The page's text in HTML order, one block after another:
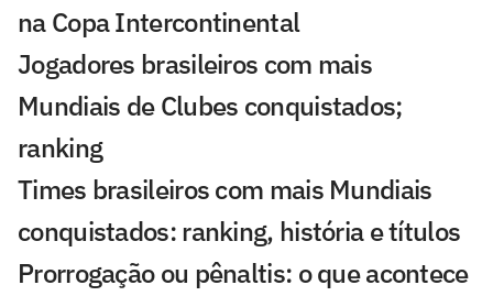
na Copa Intercontinental
Jogadores brasileiros com mais
Mundiais de Clubes conquistados;
ranking
Times brasileiros com mais Mundiais
conquistados: ranking, história e títulos
Prorrogação ou pênaltis: o que acontece